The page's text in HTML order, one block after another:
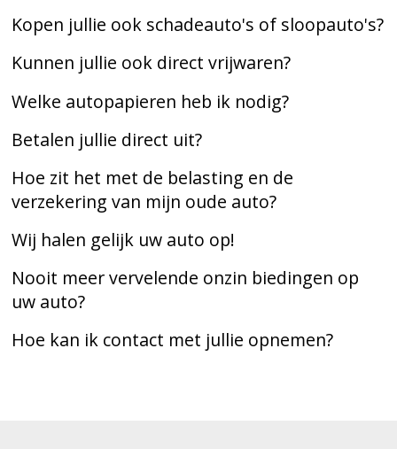
Kopen jullie ook schadeauto's of sloopauto's?
Kunnen jullie ook direct vrijwaren?
Welke autopapieren heb ik nodig?
Betalen jullie direct uit?
Hoe zit het met de belasting en de
verzekering van mijn oude auto?
Wij halen gelijk uw auto op!
Nooit meer vervelende onzin biedingen op
uw auto?
Hoe kan ik contact met jullie opnemen?